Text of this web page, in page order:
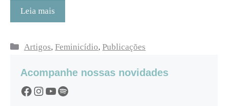
Leia mais
Categorias
Artigos,Feminicídio,Publicações
Acompanhe nossas novidades
Facebook
Instagram
YouTube
Spotify